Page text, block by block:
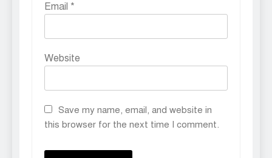
Email *
Website
Save my name, email, and website in
this browser for the next time I comment.